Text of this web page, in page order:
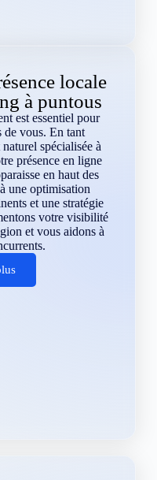
locale
à puntous
est essentiel pour
de vous. En tant
spécialisée à
présence en ligne
en haut des
une optimisation
et une stratégie
votre visibilité
et vous aidons à